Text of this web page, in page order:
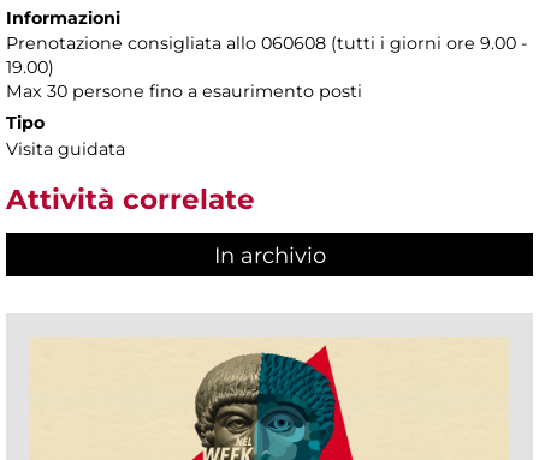
Informazioni
Prenotazione consigliata allo 060608 (tutti i giorni ore 9.00 -
19.00)
Max 30 persone fino a esaurimento posti
Tipo
Visita guidata
Attività correlate
In archivio